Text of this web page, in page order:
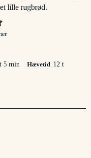
lille rugbrød.
time
t 5minutter
min Hævetid 12 timer
t